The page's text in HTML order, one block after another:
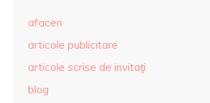
afaceri
articole publicitare
articole scrise de invitaţi
blog